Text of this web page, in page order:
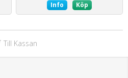
Info Köp
Till Kassan